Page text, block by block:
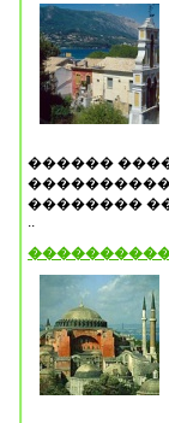
������
��������
..